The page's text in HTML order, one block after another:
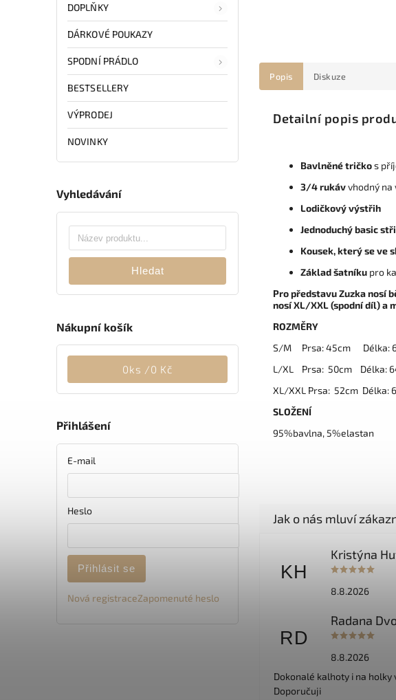
DOPLŇKY
DÁRKOVÉ POUKAZY
SPODNÍ PRÁDLO
BESTSELLERY
VÝPRODEJ
NOVINKY
Vyhledávání
Hledat
Nákupní košík
0ks /0 Kč
Přihlášení
E-mail
Heslo
Přihlásit se
Nová registraceZapomenuté heslo
Popis Diskuze
Detailní popis
Bavlněné tričkos
3/4 rukávvhodný na
Lodičkový výstřih
Jednoduchý basic
Kousek, který se ve
Základ šatníku pro
Pro představu Zuzka nosí
nosí XL/XXL (spodní díl) a
ROZMĚRY
S/M Prsa: 45cm Délka:
L/XL Prsa: 50cm Délka:
XL/XXL Prsa: 52cm Délka:
SLOŽENÍ
95%bavlna, 5%elastan
KH
Kristýna
8.8.2026
RD
Radana
8.8.2026
Dokonalé kalhoty i na
Doporučuji